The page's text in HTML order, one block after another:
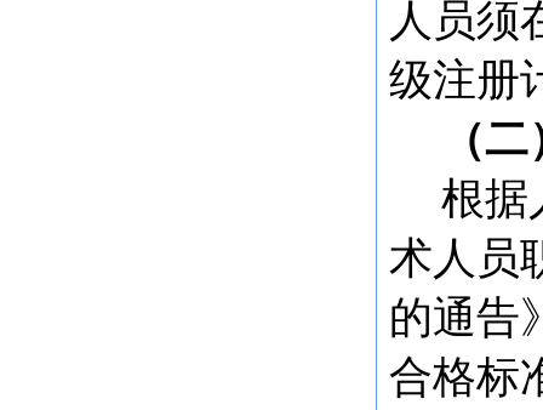
人员须
级注册
（
根据
术人员
的通告
合格标